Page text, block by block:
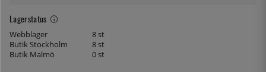
Lagerstatus
Webblager
8 st
Butik Stockholm
8 st
Butik Malmö
0 st